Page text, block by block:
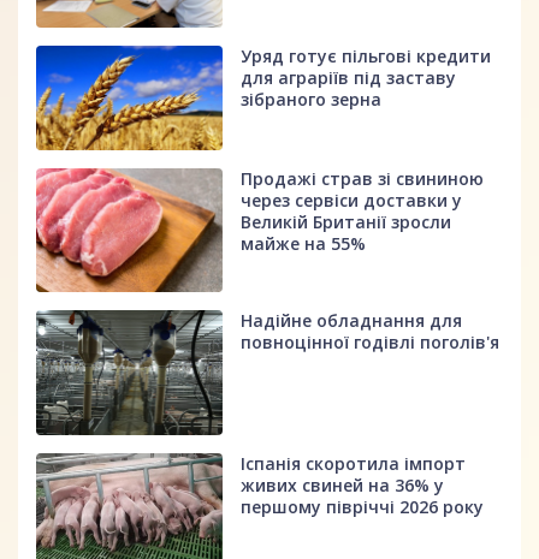
Уряд готує пільгові кредити
для аграріїв під заставу
зібраного зерна
Продажі страв зі свининою
через сервіси доставки у
Великій Британії зросли
майже на 55%
Надійне обладнання для
повноцінної годівлі поголів'я
Іспанія скоротила імпорт
живих свиней на 36% у
першому півріччі 2026 року